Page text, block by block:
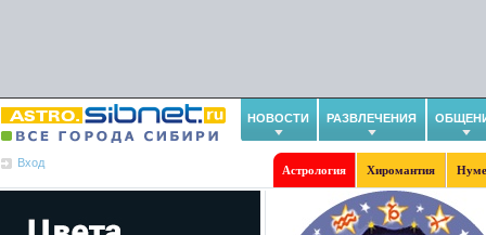
НОВОСТИ РАЗВЛЕЧЕНИЯ
Вход
Астрология Хиромантия